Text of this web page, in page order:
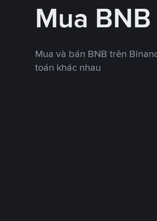
Mua
Mua và bán BNB trên
toán khác nhau